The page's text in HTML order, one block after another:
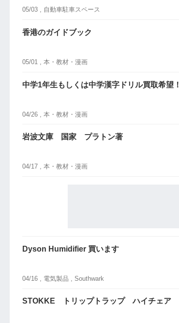
05/03 , 自動車駐車スペース
香港のガイドブック
05/01 , 本・教材・漫画
中学1年生もしくは中学漢字ドリル買取希望！
04/26 , 本・教材・漫画
岩波文庫 国家 プラトン著
04/17 , 本・教材・漫画
Dyson Humidifier 買います
04/16 , 電気製品 , Southwark
STOKKE トリップトラップ ハイチェア